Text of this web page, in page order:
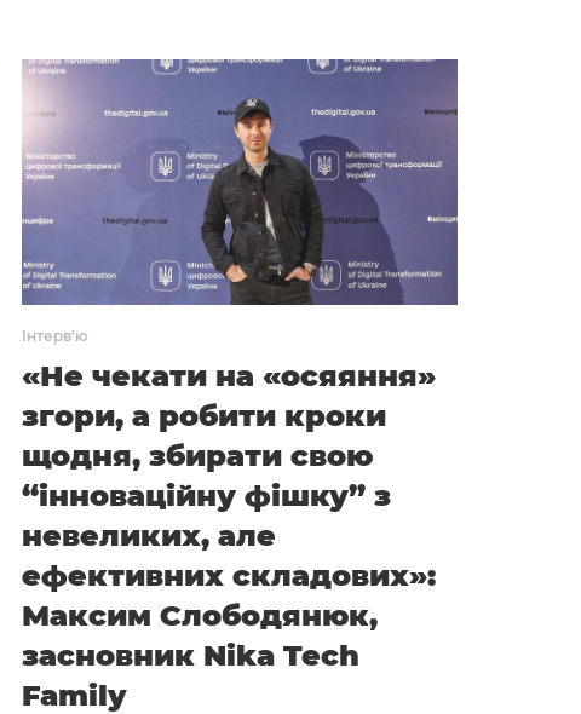
Інтерв'ю
«Не чекати на «осяяння»
згори, а робити кроки
щодня, збирати свою
“інноваційну фішку” з
невеликих, але
ефективних складових»:
Максим Слободянюк,
засновник Nika Tech
Family